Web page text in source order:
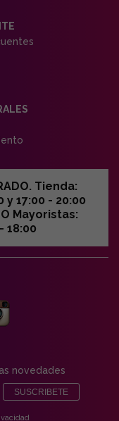
Tienda:
y 17:00 - 20:00
Mayoristas:
18:00
novedades
SUSCRIBETE